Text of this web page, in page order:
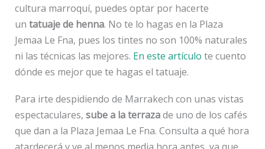
cultura marroquí, puedes optar por hacerte
un tatuaje de henna. No te lo hagas en la Plaza
Jemaa Le Fna, pues los tintes no son 100% naturales
ni las técnicas las mejores. En este artículo te cuento
dónde es mejor que te hagas el tatuaje.
Para irte despidiendo de Marrakech con unas vistas
espectaculares, sube a la terrazade uno de los cafés
que dan a la Plaza Jemaa Le Fna. Consulta a qué hora